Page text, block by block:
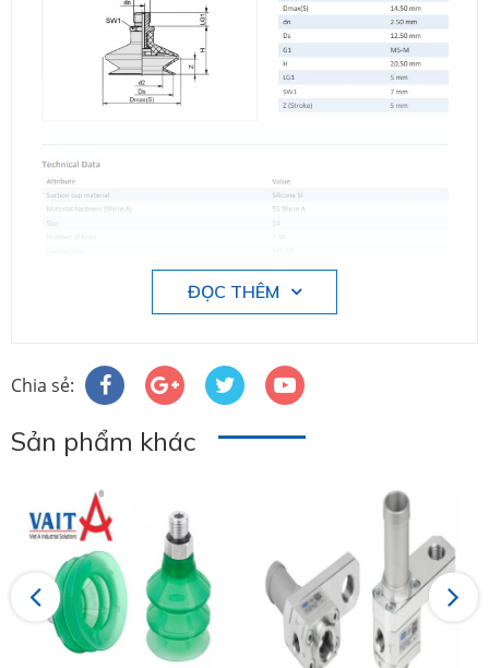
ĐỌC THÊM
Chia sẻ:
Sản phẩm khác
Previous Next